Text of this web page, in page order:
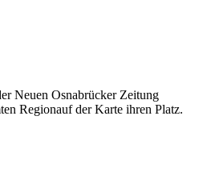
Neuen Osnabrücker Zeitung
Regionauf der Karte ihren Platz.